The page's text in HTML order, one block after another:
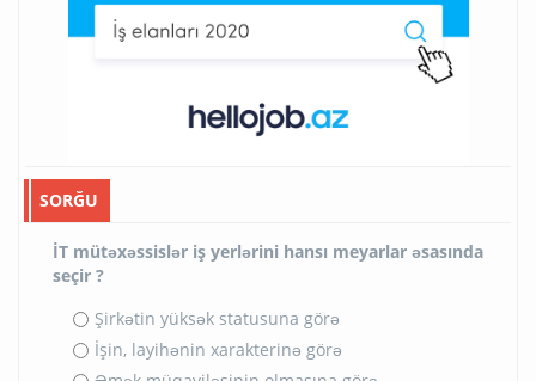
SORĞU
İT mütəxəssislər iş yerlərini hansı meyarlar əsasında
seçir ?
Şirkətin yüksək statusuna görə
İşin, layihənin xarakterinə görə